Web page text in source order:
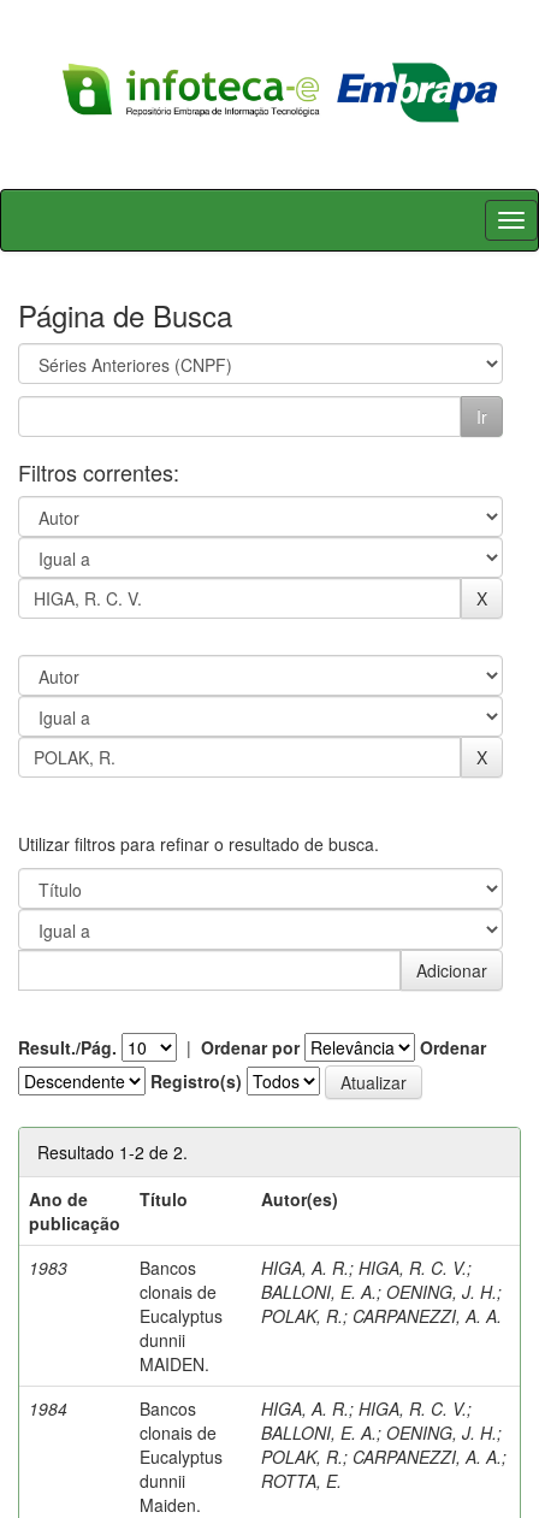
Skip
Página de Busca
Filtros correntes:
Utilizar filtros para refinar o resultado de busca.
Result./Pág. | Ordenar por
Ordenar
Registro(s)
Resultado 1-2 de 2.
Ano de
publicação
Título Autor(es)
1983
Bancos
clonais de
Eucalyptus
dunnii
MAIDEN.
HIGA, A. R.; HIGA, R. C. V.;
BALLONI, E. A.; OENING, J. H.;
POLAK, R.; CARPANEZZI, A. A.
1984
Bancos
clonais de
Eucalyptus
dunnii
Maiden.
HIGA, A. R.; HIGA, R. C. V.;
BALLONI, E. A.; OENING, J. H.;
POLAK, R.; CARPANEZZI, A. A.;
ROTTA, E.